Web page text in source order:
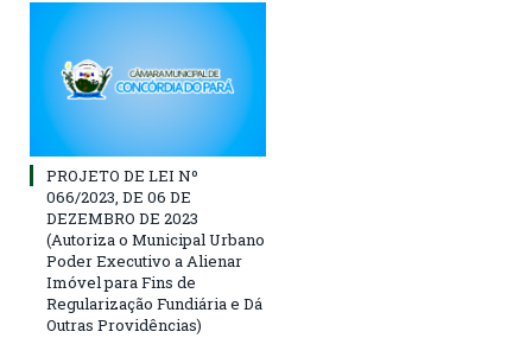
PROJETO DE LEI Nº
066/2023, DE 06 DE
DEZEMBRO DE 2023
(Autoriza o Municipal Urbano
Poder Executivo a Alienar
Imóvel para Fins de
Regularização Fundiária e Dá
Outras Providências)